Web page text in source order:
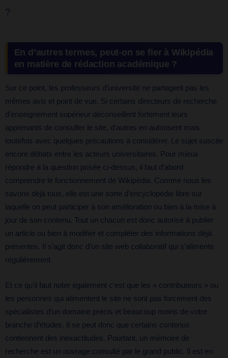
?
En d’autres termes, peut-on se fier à Wikipédia
en matière de rédaction académique ?
Sur ce point, les professeurs d’université ne partagent pas les
mêmes avis et point de vue. Si certains directeurs de recherche
d’enseignement supérieur déconseillent fortement leurs
apprenants de consulter le site, d’autres en autorisent mais
toutefois avec quelques précautions à considérer. Le sujet suscite
encore débats entre les acteurs universitaires. Pour mieux
répondre à la question posée ci-dessus, il faut d’abord
comprendre le fonctionnement de Wikipédia. Comme nous les
savons déjà tous, elle est une sorte d’encyclopédie libre sur
laquelle on peut participer à son amélioration ou bien à la mise à
jour de son contenu. Tout un chacun est donc autorisé à publier
un article ou bien à modifier et compléter des informations déjà
présentes. Il s’agit donc d’un site web collaboratif qui s’alimente
régulièrement.
Et ce qu’il faut noter également c’est que les « contributeurs » ou
les personnes qui alimentent le site ne sont pas forcément des
spécialistes d’un domaine précis et beaucoup moins de votre
branche d’études. Il se peut donc que certains contenus
contiennent des inexactitudes. Pourtant, un mémoire de
recherche est un ouvrage consulté par le grand public. Il est en